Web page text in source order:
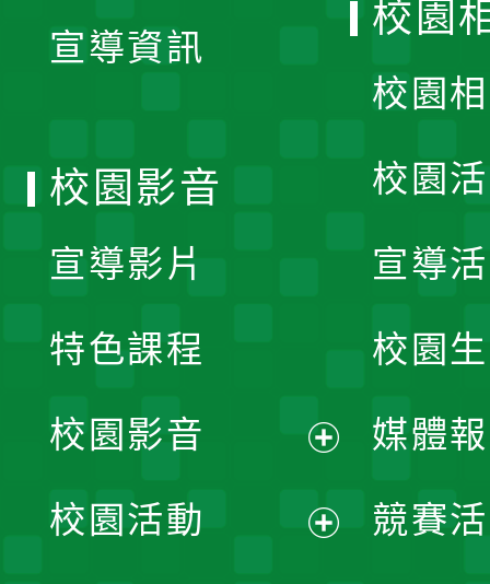
宣導資訊
校園
校園
校園
宣導
校園
媒體
競賽
校園影音
宣導影片
特色課程
校園影音
開
校園活動